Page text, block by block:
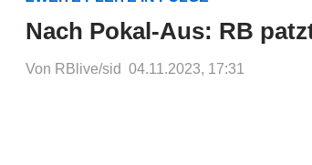
Nach Pokal-Aus: RB
Von RBlive/sid 04.11.2023, 17:31